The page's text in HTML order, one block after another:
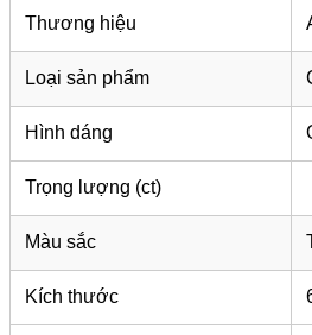
Thương hiệu
Loại sản phẩm
Hình dáng
Trọng lượng (ct)
Màu sắc
Kích thước